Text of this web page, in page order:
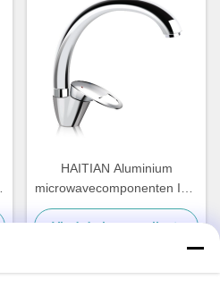
HAITIAN Aluminium
microwavecomponenten ISO
waterkoelplaat
Vind de beste prijs